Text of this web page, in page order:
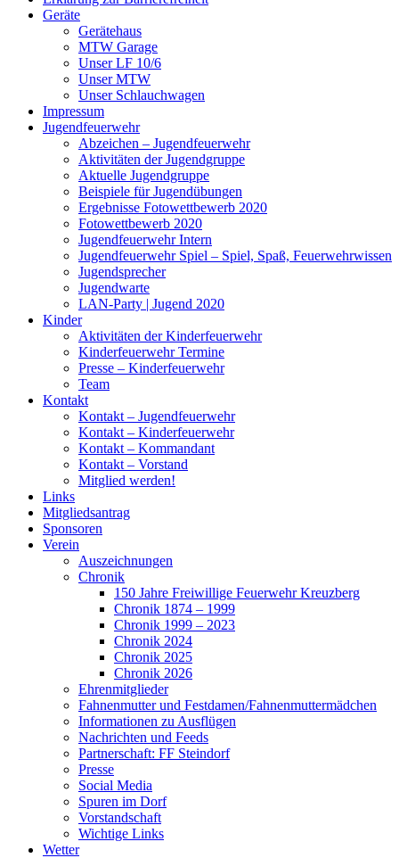
Geräte
Gerätehaus
MTW Garage
Unser LF 10/6
Unser MTW
Unser Schlauchwagen
Impressum
Jugendfeuerwehr
Abzeichen – Jugendfeuerwehr
Aktivitäten der Jugendgruppe
Aktuelle Jugendgruppe
Beispiele für Jugendübungen
Ergebnisse Fotowettbewerb 2020
Fotowettbewerb 2020
Jugendfeuerwehr Intern
Jugendfeuerwehr Spiel – Spiel, Spaß, Feuerwehrwissen
Jugendsprecher
Jugendwarte
LAN-Party | Jugend 2020
Kinder
Aktivitäten der Kinderfeuerwehr
Kinderfeuerwehr Termine
Presse – Kinderfeuerwehr
Team
Kontakt
Kontakt – Jugendfeuerwehr
Kontakt – Kinderfeuerwehr
Kontakt – Kommandant
Kontakt – Vorstand
Mitglied werden!
Links
Mitgliedsantrag
Sponsoren
Verein
Auszeichnungen
Chronik
150 Jahre Freiwillige Feuerwehr Kreuzberg
Chronik 1874 – 1999
Chronik 1999 – 2023
Chronik 2024
Chronik 2025
Chronik 2026
Ehrenmitglieder
Fahnenmutter und Festdamen/Fahnenmuttermädchen
Informationen zu Ausflügen
Nachrichten und Feeds
Partnerschaft: FF Steindorf
Presse
Social Media
Spuren im Dorf
Vorstandschaft
Wichtige Links
Wetter